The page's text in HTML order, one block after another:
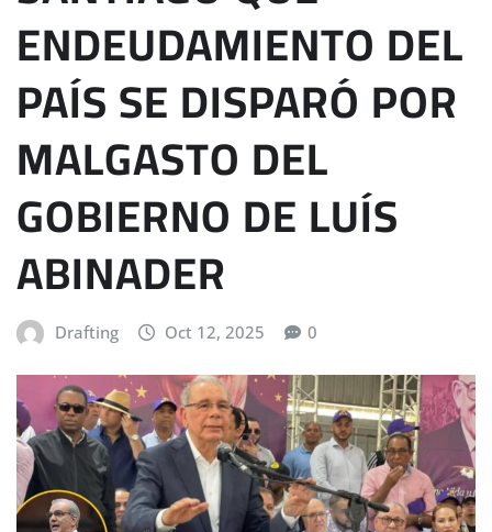
ENDEUDAMIENTO DEL
PAÍS SE DISPARÓ POR
MALGASTO DEL
GOBIERNO DE LUÍS
ABINADER
Drafting Oct 12, 2025 0